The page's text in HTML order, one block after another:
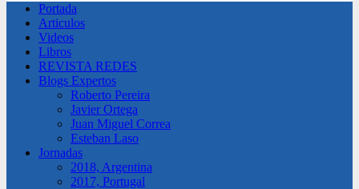
Portada
Articulos
Videos
Libros
REVISTA REDES
Blogs Expertos
Roberto Pereira
Javier Ortega
Juan Miguel Correa
Esteban Laso
Jornadas
2018, Argentina
2017, Portugal